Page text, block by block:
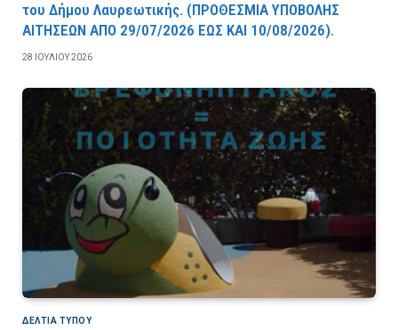
του Δήμου Λαυρεωτικής. (ΠPOΘEΣMIA YΠOBOΛHΣ
AITHΣEΩN AΠO 29/07/2026 EΩΣ KAI 10/08/2026).
28 ΙΟΥΛΊΟΥ 2026
ΔΕΛΤΙΑ ΤΥΠΟΥ